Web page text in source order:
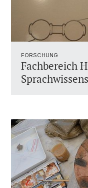
FORSCHUNG
Fachbereich